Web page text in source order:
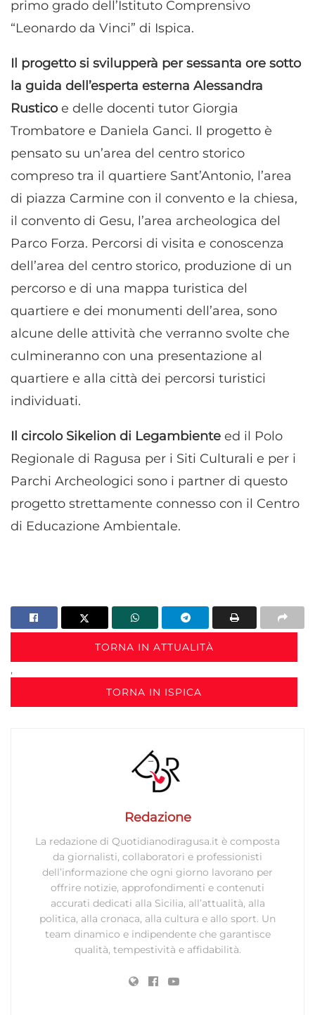
primo grado dell’Istituto Comprensivo
“Leonardo da Vinci” di Ispica.
Il progetto si svilupperà per sessanta ore sotto
la guida dell’esperta esterna Alessandra
Rusticoe delle docenti tutor Giorgia
Trombatore e Daniela Ganci. Il progetto è
pensato su un’area del centro storico
compreso tra il quartiere Sant’Antonio, l’area
di piazza Carmine con il convento e la chiesa,
il convento di Gesu, l’area archeologica del
Parco Forza. Percorsi di visita e conoscenza
dell’area del centro storico, produzione di un
percorso e di una mappa turistica del
quartiere e dei monumenti dell’area, sono
alcune delle attività che verranno svolte che
culmineranno con una presentazione al
quartiere e alla città dei percorsi turistici
individuati.
Il circolo Sikelion di Legambiente ed il Polo
Regionale di Ragusa per i Siti Culturali e per i
Parchi Archeologici sono i partner di questo
progetto strettamente connesso con il Centro
di Educazione Ambientale.
TORNA IN ATTUALITÀ
,
TORNA IN ISPICA
Redazione
La redazione di Quotidianodiragusa.it è composta
da giornalisti, collaboratori e professionisti
dell’informazione che ogni giorno lavorano per
offrire notizie, approfondimenti e contenuti
accurati dedicati alla Sicilia, all’attualità, alla
politica, alla cronaca, alla cultura e allo sport. Un
team dinamico e indipendente che garantisce
qualità, tempestività e affidabilità.